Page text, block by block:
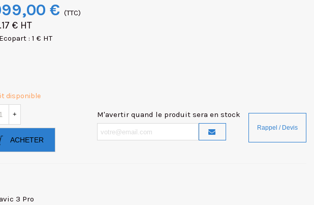
€ (TTC)
€ HT
: 1 € HT
disponible
+
ACHETER
M'avertir quand le produit sera en stock
3 Pro